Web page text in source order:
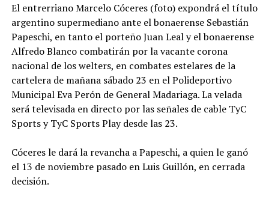
El entrerriano Marcelo Cóceres (foto) expondrá el título
argentino supermediano ante el bonaerense Sebastián
Papeschi, en tanto el porteño Juan Leal y el bonaerense
Alfredo Blanco combatirán por la vacante corona
nacional de los welters, en combates estelares de la
cartelera de mañana sábado 23 en el Polideportivo
Municipal Eva Perón de General Madariaga. La velada
será televisada en directo por las señales de cable TyC
Sports y TyC Sports Play desde las 23.
Cóceres le dará la revancha a Papeschi, a quien le ganó
el 13 de noviembre pasado en Luis Guillón, en cerrada
decisión.